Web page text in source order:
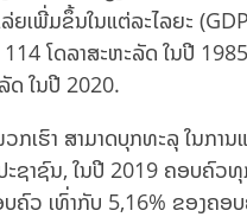
ຍເພີ່ມຂຶ້ນໃນແຕ່ລະໄລຍະ
ໂດລາສະຫະລັດ ໃນປີ
ດ ໃນປີ 2020.
ເຮົາ ສາມາດບຸກທະລຸ ໃນການ
ຊາຊົນ, ໃນປີ 2019 ຄອບຄົວທຸ
ຄົວ ເທົ່າກັບ 5,16% ຂອງຄອ